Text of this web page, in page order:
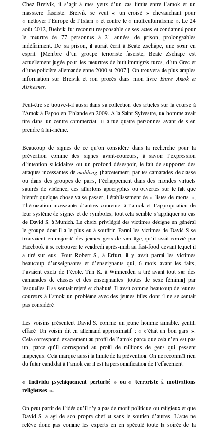
Chez Breivik, il s’agit à mes yeux d’un cas limite entre l’amok et un
massacre fasciste. Breivik se veut « un croisé » chevauchant pour
« nettoyer l’Europe de l’Islam » et contre le « multiculturalisme ». Le 24
août 2012, Breivik fut reconnu responsable de ses actes et condamné pour
le meurtre de 77 personnes à 21 années de prison, prolongeables
indéfiniment. De sa prison, il aurait écrit à Beate Zschäpe, une sœur en
esprit. [Membre d’un groupe terroriste fasciste, Beate Zschäpe est
actuellement jugée pour les meurtres de huit immigrés turcs, d’un Grec et
d’une policière allemande entre 2000 et 2007 ]. On trouvera de plus amples
information sur Breivik et son procès dans mon livreEntre Amok et
Alzheimer.
Peut-être se trouve-t-il aussi dans sa collection des articles sur la course à
l’Amok à Espoo en Finlande en 2009. A la Saint Sylvestre, un homme avait
tiré dans un centre commercial. Il a tué quatre personnes avant de s’en
prendre à lui-même.
Beaucoup de signes de ce qu’on considère dans la recherche pour la
prévention comme des signes avant-coureurs, à savoir l’expression
d’intention suicidaires ou un profond désespoir, le fait de supporter des
attaques incessantes demobbing [harcèlement] par les camarades de classe
ou dans des groupes de pairs, l’échappement dans des mondes virtuels
saturés de violence, des allusions apocryphes ou ouvertes sur le fait que
bientôt quelque-chose va se passer, l’établissement de « listes de morts »,
l’héroïsation incessante d’autres coureurs à l’amok et l’appropriation de
leur système de signes et de symboles, tout cela semble s’appliquer au cas
de David S. à Munich. Le choix privilégié des victimes désigne en général
le groupe dont il a le plus eu à souffrir. Parmi les victimes de David S se
trouvaient en majorité des jeunes gens de son âge, qu’il avait convié par
Facebook à se retrouver le vendredi après-midi au fast-food devant lequel il
a tiré sur eux. Pour Robert S., à Erfurt, il y avait parmi les victimes
beaucoup d’enseignantes et d’enseignants qui, 6 mois avant les faits,
l’avaient exclu de l’école. Tim K. à Winnenden a tiré avant tout sur des
camarades de classes et des enseignantes [toutes de sexe féminin] par
lesquelles il se sentait rejeté et chahuté. Il avait comme beaucoup de jeunes
coureurs à l’amok un problème avec des jeunes filles dont il ne se sentait
pas considéré.
Les voisins présentent David S. comme un jeune homme aimable, gentil,
effacé. Un voisin dit en allemand approximatif : « c’était un bon gars ».
Cela correspond exactement au profil de l’amok parce que cela n’en est pas
un, parce qu’il correspond au profil de millions de gens qui passent
inaperçus. Cela marque aussi la limite de la prévention. On ne reconnaît rien
du futur candidat à l’amok car il est la personnification de l’effacement.
« Individu psychiquement perturbé » ou « terroriste à motivations
religieuses ».
On peut partir de l’idée qu’il n’y a pas de motif politique ou religieux et que
David S. a agi de son propre chef et sans le soutien d’autres. L’acte ne
relève donc pas comme les experts en en spéculé toute la soirée de la